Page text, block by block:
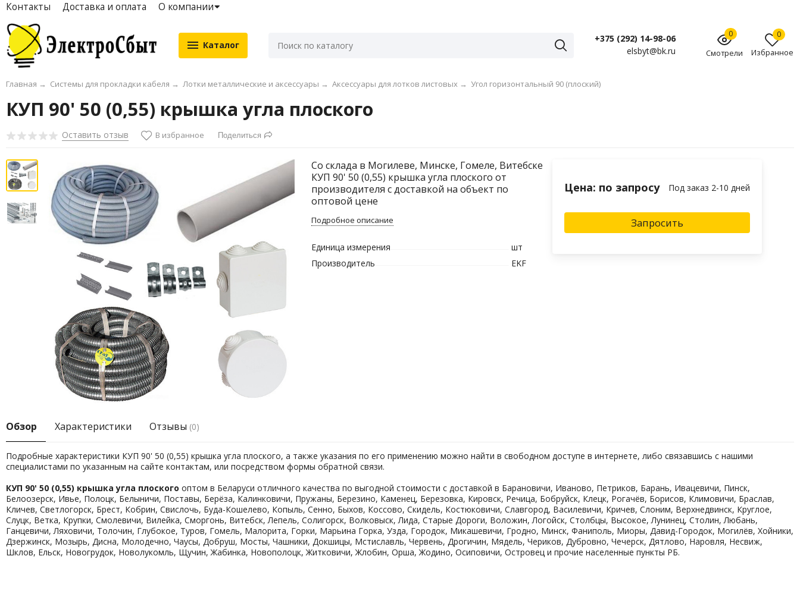
Контакты Доставка и оплата О компании
Каталог
+375 (292) 14-98-06
elsbyt@bk.ru
0
Смотрели
0
Избранное
Главная → Системы для прокладки кабеля → Лотки металлические и аксессуары → Аксессуары для лотков листовых → Угол горизонтальный 90 (плоский)
КУП 90' 50 (0,55) крышка угла плоского
Оставить отзыв В избранное Поделиться
Со склада в Могилеве, Минске, Гомеле, Витебске
КУП 90' 50 (0,55) крышка угла плоского от
производителя с доставкой на объект по
оптовой цене
Подробное описание
Единица измерения
шт
Производитель
EKF
Цена: по запросу Под заказ 2-10 дней
Запросить
Обзор Характеристики Отзывы (0)
Подробные характеристики КУП 90' 50 (0,55) крышка угла плоского, а также указания по его применению можно найти в свободном доступе в интернете, либо связавшись с нашими
специалистами по указанным на сайте контактам, или посредством формы обратной связи.
КУП 90' 50 (0,55) крышка угла плоского оптом в Беларуси отличного качества по выгодной стоимости с доставкой в Барановичи, Иваново, Петриков, Барань, Ивацевичи, Пинск,
Белоозерск, Ивье, Полоцк, Белыничи, Поставы, Берёза, Калинковичи, Пружаны, Березино, Каменец, Березовка, Кировск, Речица, Бобруйск, Клецк, Рогачёв, Борисов, Климовичи, Браслав,
Кличев, Светлогорск, Брест, Кобрин, Свислочь, Буда-Кошелево, Копыль, Сенно, Быхов, Коссово, Скидель, Костюковичи, Славгород, Василевичи, Кричев, Слоним, Верхнедвинск, Круглое,
Слуцк, Ветка, Крупки, Смолевичи, Вилейка, Сморгонь, Витебск, Лепель, Солигорск, Волковыск, Лида, Старые Дороги, Воложин, Логойск, Столбцы, Высокое, Лунинец, Столин, Любань,
Ганцевичи, Ляховичи, Толочин, Глубокое, Туров, Гомель, Малорита, Горки, Марьина Горка, Узда, Городок, Микашевичи, Гродно, Минск, Фаниполь, Миоры, Давид-Городок, Могилёв, Хойники,
Дзержинск, Мозырь, Дисна, Молодечно, Чаусы, Добруш, Мосты, Чашники, Докшицы, Мстиславль, Червень, Дрогичин, Мядель, Чериков, Дубровно, Чечерск, Дятлово, Наровля, Несвиж,
Шклов, Ельск, Новогрудок, Новолукомль, Щучин, Жабинка, Новополоцк, Житковичи, Жлобин, Орша, Жодино, Осиповичи, Островец и прочие населенные пункты РБ.